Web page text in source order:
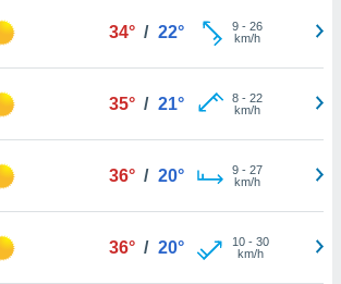
34° / 22° 9- 26
km/h
35° / 21° 8- 22
km/h
36° / 20° 9- 27
km/h
36° / 20° 10- 30
km/h